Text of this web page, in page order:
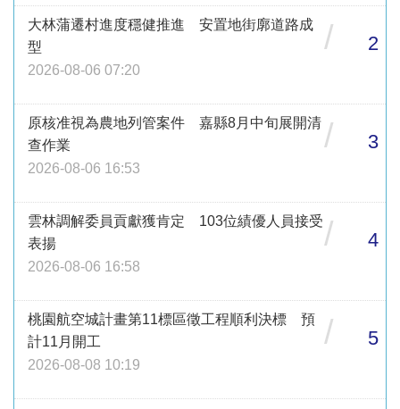
大林蒲遷村進度穩健推進 安置地街廓道路成
型
2026-08-06 07:20
/ 2
原核准視為農地列管案件 嘉縣8月中旬展開清
查作業
2026-08-06 16:53
/ 3
雲林調解委員貢獻獲肯定 103位績優人員接受
表揚
2026-08-06 16:58
/ 4
桃園航空城計畫第11標區徵工程順利決標 預
計11月開工
2026-08-08 10:19
/ 5